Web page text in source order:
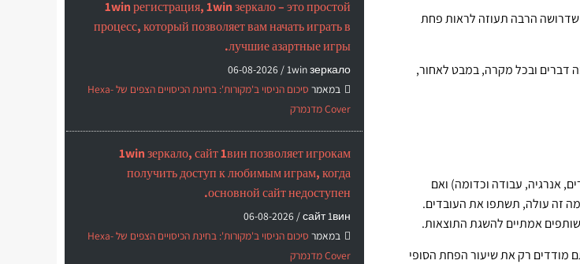
הרבה תעוזה לראות פחת
דברים ובכל מקרה, במבט לאחור,
אנרגיה, עבודה וכדומה) ואם
זה עולה, תשתפו את העובדים.
אמתיים להשגת התוצאות.
רק את שיעור הפחת הסופי
1win регистрация, 1win зеркало – это простой
процесс, который позволяет вам начать играть в
лучшие азартные игры.
1win зеркало /
06-08-2026
במאמר
סיכום הניסוי ב'מקורות': בחינת הכיסויים הצפים של Hexa-
Cover מדנמרק
1win зеркало, сайт 1вин позволяет игрокам
получить доступ к любимым играм, когда
основной сайт недоступен.
сайт 1вин /
06-08-2026
במאמר
סיכום הניסוי ב'מקורות': בחינת הכיסויים הצפים של Hexa-
Cover מדנמרק